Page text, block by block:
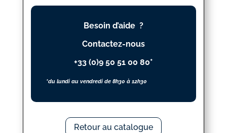
ANS
Besoin d’aide ?
Contactez-nous
+33 (0)9 50 51 00 80*
*du lundi au vendredi de 8h30 à 12h30
Retour au catalogue